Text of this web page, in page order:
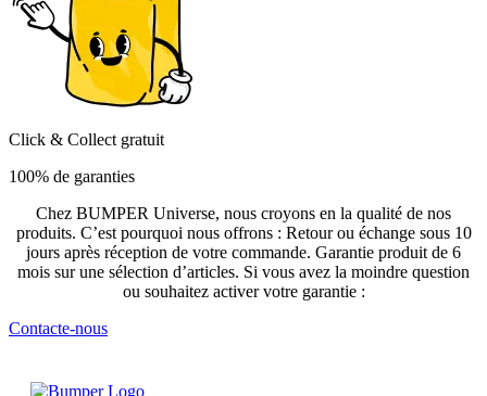
Click & Collect gratuit
100% de garanties
Chez BUMPER Universe, nous croyons en la qualité de nos
produits. C’est pourquoi nous offrons : Retour ou échange sous 10
jours après réception de votre commande. Garantie produit de 6
mois sur une sélection d’articles. Si vous avez la moindre question
ou souhaitez activer votre garantie :
Contacte-nous